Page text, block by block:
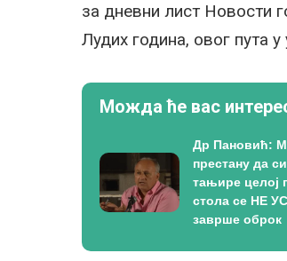
за дневни лист Новости
Лудих година, овог пута у
Можда ће вас
Др Пановић:
престану да
тањире целој
стола се НЕ
заврше оброк